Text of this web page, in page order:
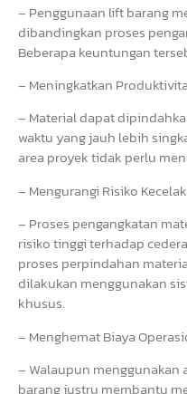
– Penggunaan lift barang
dibandingkan proses
Beberapa keuntungan
– Meningkatkan
– Material dapat
waktu yang jauh lebih
area proyek tidak perlu
– Mengurangi Risiko
– Proses pengangkatan
risiko tinggi terhadap
proses perpindahan
dilakukan menggunakan
khusus.
– Menghemat Biaya
– Walaupun
barang justru membantu